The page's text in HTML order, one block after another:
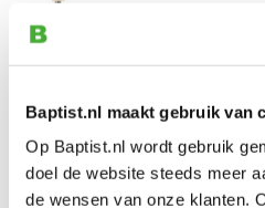
Baptist.nl maakt gebruik van
Op Baptist.nl wordt gebruik
doel de website steeds meer
de wensen van onze klanten.
Vergelijken
Veritas